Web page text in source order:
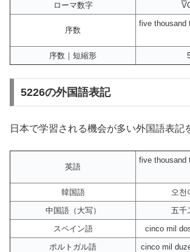
ローマ数字 V
序数
five thousand
序数｜短縮形
5226の外国語表記
日本で学習される機会が多い外国語表記
英語
five thousand
韓国語
오천
中国語（大写）
五千
スペイン語
cinco mil
ポルトガル語
cinco mil